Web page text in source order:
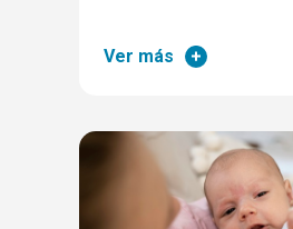
Ver más